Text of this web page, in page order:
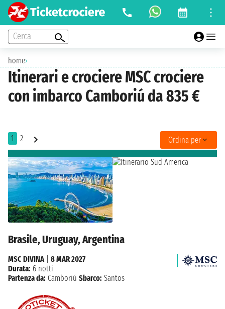
Cerca
home›
Itinerari e crociere MSC crociere
con imbarco Camboriú da 835 €
1 2 Ordina per
Brasile, Uruguay, Argentina
MSC DIVINA
8 MAR 2027
Durata: 6 notti
Partenza da: Camboriú Sbarco: Santos